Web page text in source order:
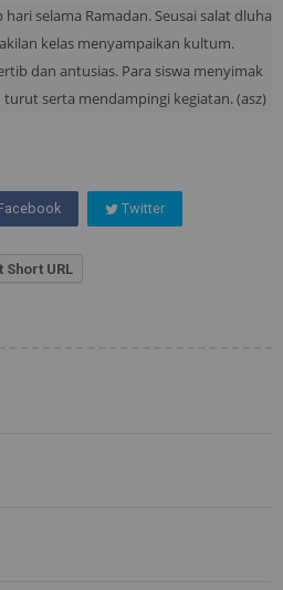
selama Ramadan. Seusai salat dluha
kelas menyampaikan kultum.
dan antusias. Para siswa menyimak
serta mendampingi kegiatan. (asz)
Twitter
Short URL